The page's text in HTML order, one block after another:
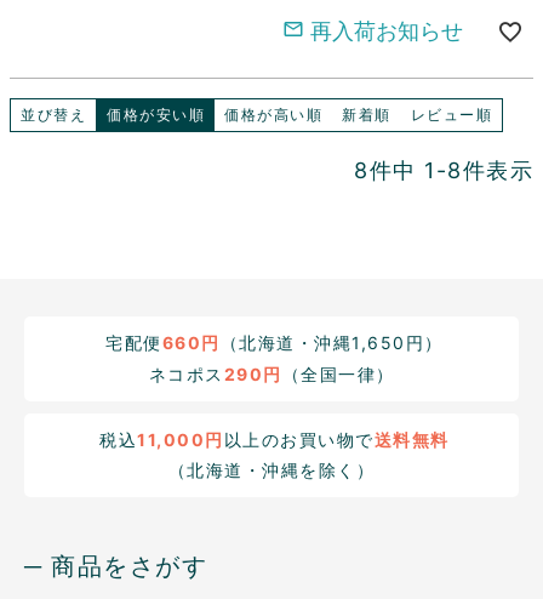
再入荷お知らせ
並び替え 価格が安い順 価格が高い順 新着順 レビュー順
8件中 1 -8件表示
宅配便660円
（北海道・沖縄1,650円）
ネコポス 290円 （全国一律）
税込11,000円 以上のお買い物で送料無料
（北海道・沖縄を除く）
─ 商品をさがす